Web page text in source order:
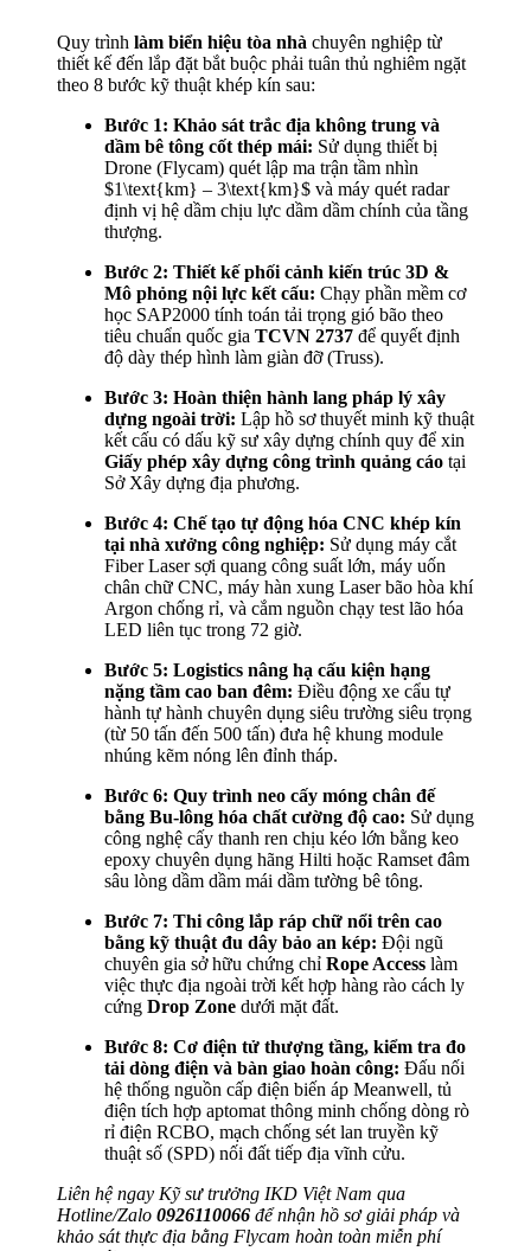
Quy trình làm biển hiệu tòa nhà chuyên nghiệp từ
thiết kế đến lắp đặt bắt buộc phải tuân thủ nghiêm ngặt
theo 8 bước kỹ thuật khép kín sau:
Bước 1: Khảo sát trắc địa không trung và
dầm bê tông cốt thép mái: Sử dụng thiết bị
Drone (Flycam) quét lập ma trận tầm nhìn
$1\text{km} – 3\text{km}$ và máy quét radar
định vị hệ dầm chịu lực dầm dầm chính của tầng
thượng.
Bước 2: Thiết kế phối cảnh kiến trúc 3D &
Mô phỏng nội lực kết cấu: Chạy phần mềm cơ
học SAP2000 tính toán tải trọng gió bão theo
tiêu chuẩn quốc gia TCVN 2737 để quyết định
độ dày thép hình làm giàn đỡ (Truss).
Bước 3: Hoàn thiện hành lang pháp lý xây
dựng ngoài trời: Lập hồ sơ thuyết minh kỹ thuật
kết cấu có dấu kỹ sư xây dựng chính quy để xin
Giấy phép xây dựng công trình quảng cáo tại
Sở Xây dựng địa phương.
Bước 4: Chế tạo tự động hóa CNC khép kín
tại nhà xưởng công nghiệp: Sử dụng máy cắt
Fiber Laser sợi quang công suất lớn, máy uốn
chân chữ CNC, máy hàn xung Laser bão hòa khí
Argon chống rỉ, và cắm nguồn chạy test lão hóa
LED liên tục trong 72 giờ.
Bước 5: Logistics nâng hạ cấu kiện hạng
nặng tầm cao ban đêm: Điều động xe cẩu tự
hành tự hành chuyên dụng siêu trường siêu trọng
(từ 50 tấn đến 500 tấn) đưa hệ khung module
nhúng kẽm nóng lên đỉnh tháp.
Bước 6: Quy trình neo cấy móng chân đế
bằng Bu-lông hóa chất cường độ cao: Sử dụng
công nghệ cấy thanh ren chịu kéo lớn bằng keo
epoxy chuyên dụng hãng Hilti hoặc Ramset đâm
sâu lòng dầm dầm mái dầm tường bê tông.
Bước 7: Thi công lắp ráp chữ nổi trên cao
bằng kỹ thuật đu dây bảo an kép: Đội ngũ
chuyên gia sở hữu chứng chỉ Rope Access làm
việc thực địa ngoài trời kết hợp hàng rào cách ly
cứng Drop Zone dưới mặt đất.
Bước 8: Cơ điện tử thượng tầng, kiểm tra đo
tải dòng điện và bàn giao hoàn công: Đấu nối
hệ thống nguồn cấp điện biến áp Meanwell, tủ
điện tích hợp aptomat thông minh chống dòng rò
rỉ điện RCBO, mạch chống sét lan truyền kỹ
thuật số (SPD) nối đất tiếp địa vĩnh cửu.
Liên hệ ngay Kỹ sư trưởng IKD Việt Nam qua
Hotline/Zalo 0926110066 để nhận hồ sơ giải pháp và
khảo sát thực địa bằng Flycam hoàn toàn miễn phí